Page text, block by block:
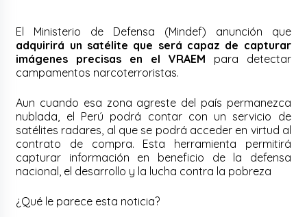
El Ministerio de Defensa (Mindef) anunción que
adquirirá un satélite que será capaz de capturar
imágenes precisas en el VRAEM para detectar
campamentos narcoterroristas.
Aun cuando esa zona agreste del país permanezca
nublada, el Perú podrá contar con un servicio de
satélites radares, al que se podrá acceder en virtud al
contrato de compra. Esta herramienta permitirá
capturar información en beneficio de la defensa
nacional, el desarrollo y la lucha contra la pobreza
¿Qué le parece esta noticia?